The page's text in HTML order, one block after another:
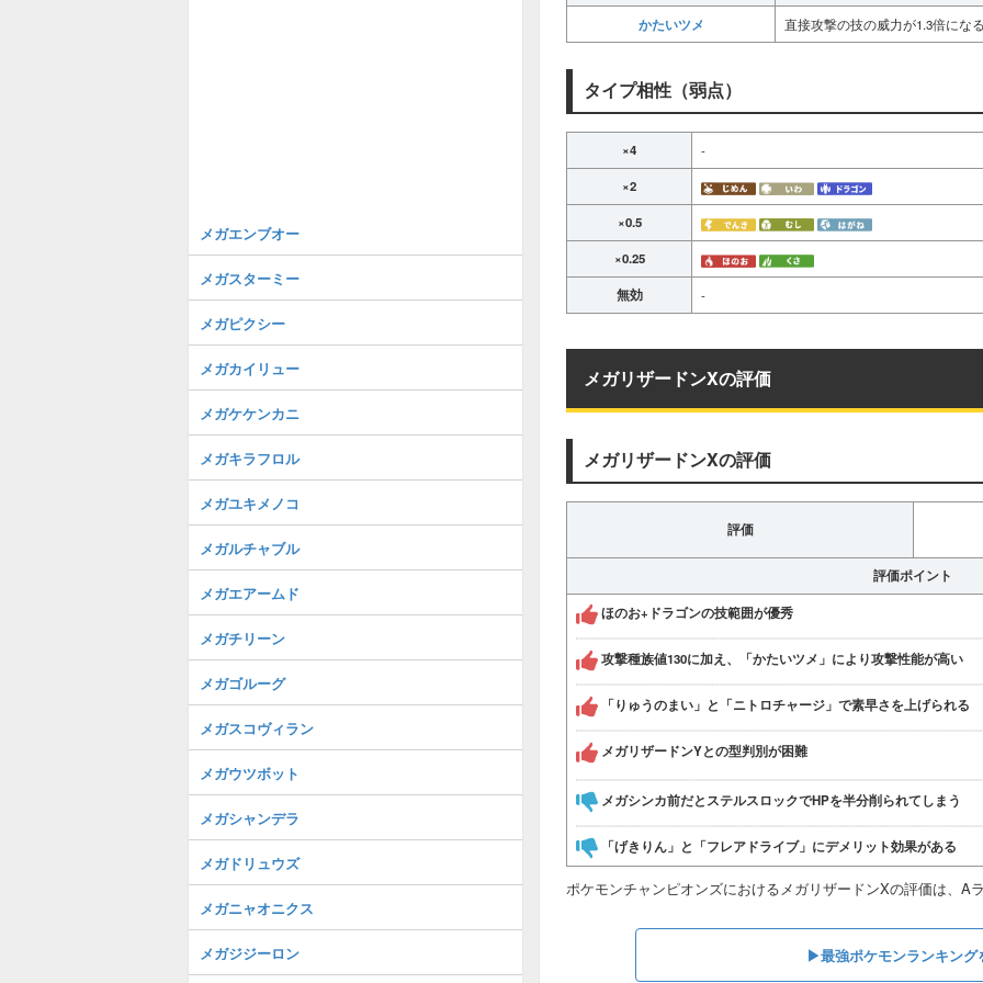
かたいツメ 直接攻撃の技の威力が1.3倍にな
タイプ相性（弱点）
×4 -
×2
×0.5
×0.25
無効
-
メガリザードンXの評価
メガリザードンXの評価
評価
評価ポイント
ほのお+ドラゴンの技範囲が優秀
攻撃種族値130に加え、「かたいツメ」により攻撃性能が高い
「りゅうのまい」と「ニトロチャージ」で素早さを上げられる
メガリザードンYとの型判別が困難
メガシンカ前だとステルスロックでHPを半分削られてしまう
「げきりん」と「フレアドライブ」にデメリット効果がある
ポケモンチャンピオンズにおけるメガリザードンXの評価は、A
▶︎最強ポケモンランキング
メガエンブオー
メガスターミー
メガピクシー
メガカイリュー
メガケケンカニ
メガキラフロル
メガユキメノコ
メガルチャブル
メガエアームド
メガチリーン
メガゴルーグ
メガスコヴィラン
メガウツボット
メガシャンデラ
メガドリュウズ
メガニャオニクス
メガジジーロン